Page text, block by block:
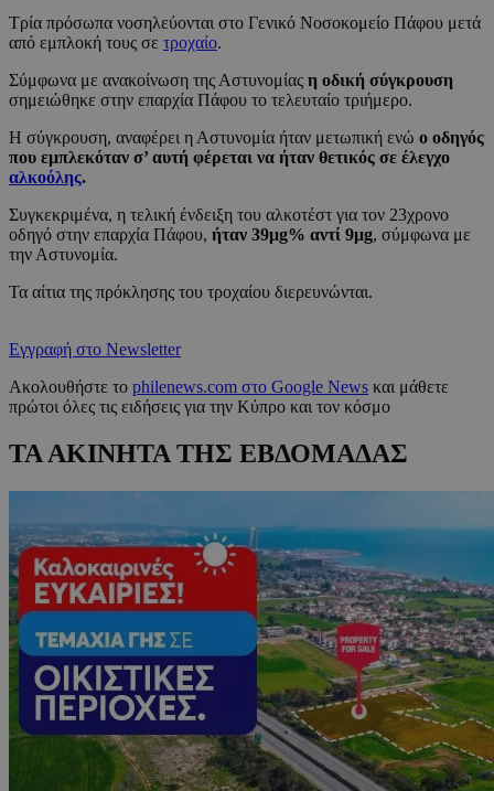
Τρία πρόσωπα νοσηλεύονται στο Γενικό Νοσοκομείο Πάφου μετά
από εμπλοκή τους σε τροχαίο.
Σύμφωνα με ανακοίνωση της Αστυνομίας η οδική σύγκρουση
σημειώθηκε στην επαρχία Πάφου το τελευταίο τριήμερο.
Η σύγκρουση, αναφέρει η Αστυνομία ήταν μετωπική ενώ ο οδηγός
που εμπλεκόταν σ’ αυτή φέρεται να ήταν θετικός σε έλεγχο
αλκοόλης.
Συγκεκριμένα, η τελική ένδειξη του αλκοτέστ για τον 23χρονο
οδηγό στην επαρχία Πάφου, ήταν 39μg% αντί 9μg, σύμφωνα με
την Αστυνομία.
Τα αίτια της πρόκλησης του τροχαίου διερευνώνται.
Εγγραφή στο Newsletter
Ακολουθήστε το philenews.com στο Google News και μάθετε
πρώτοι όλες τις ειδήσεις για την Κύπρο και τον κόσμο
ΤΑ ΑΚΙΝΗΤΑ ΤΗΣ ΕΒΔΟΜΑΔΑΣ